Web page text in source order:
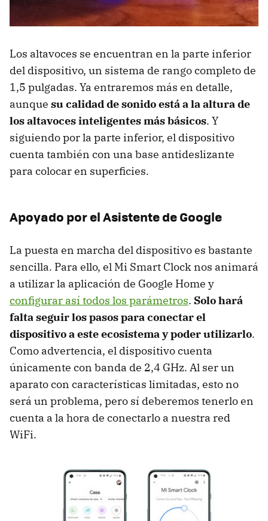
Los altavoces se encuentran en la parte inferior
del dispositivo, un sistema de rango completo de
1,5 pulgadas. Ya entraremos más en detalle,
aunque su calidad de sonido está a la altura de
los altavoces inteligentes más básicos. Y
siguiendo por la parte inferior, el dispositivo
cuenta también con una base antideslizante
para colocar en superficies.
Apoyado por el Asistente de Google
La puesta en marcha del dispositivo es bastante
sencilla. Para ello, el Mi Smart Clock nos animará
a utilizar la aplicación de Google Home y
configurar así todos los parámetros. Solo hará
falta seguir los pasos para conectar el
dispositivo a este ecosistema y poder utilizarlo.
Como advertencia, el dispositivo cuenta
únicamente con banda de 2,4 GHz. Al ser un
aparato con características limitadas, esto no
será un problema, pero sí deberemos tenerlo en
cuenta a la hora de conectarlo a nuestra red
WiFi.